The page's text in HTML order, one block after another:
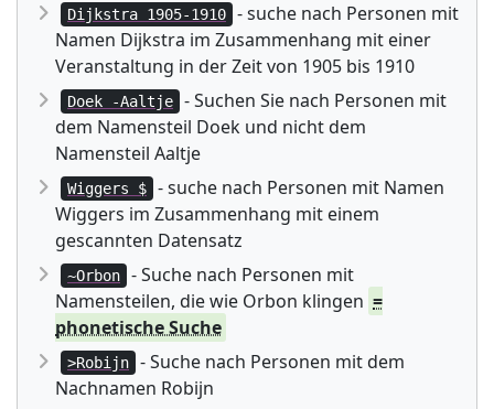
Dijkstra 1905-1910
- suche nach Personen mit
Namen Dijkstra im Zusammenhang mit einer
Veranstaltung in der Zeit von 1905 bis 1910
Doek -Aaltje
- Suchen Sie nach Personen mit
dem Namensteil Doek und nicht dem
Namensteil Aaltje
Wiggers $
- suche nach Personen mit Namen
Wiggers im Zusammenhang mit einem
gescannten Datensatz
~Orbon
- Suche nach Personen mit
Namensteilen, die wie Orbon klingen =
phonetische Suche
>Robijn
- Suche nach Personen mit dem
Nachnamen Robijn